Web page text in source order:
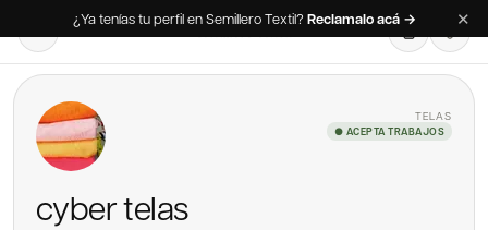
¿Ya tenías tu perfil en Semillero Textil? Reclamalo acá → ✕
TELAS
● ACEPTA TRABAJOS
cyber telas